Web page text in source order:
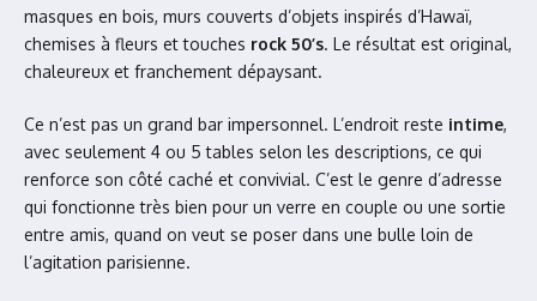
masques en bois, murs couverts d’objets inspirés d’Hawaï,
chemises à fleurs et touches rock 50’s. Le résultat est original,
chaleureux et franchement dépaysant.
Ce n’est pas un grand bar impersonnel. L’endroit reste intime,
avec seulement 4 ou 5 tables selon les descriptions, ce qui
renforce son côté caché et convivial. C’est le genre d’adresse
qui fonctionne très bien pour un verre en couple ou une sortie
entre amis, quand on veut se poser dans une bulle loin de
l’agitation parisienne.